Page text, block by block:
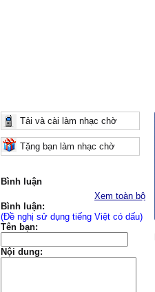
Tải và cài làm nhạc chờ
Tặng bạn làm nhạc chờ
Bình luận
Xem toàn bộ
Bình luận:
(Đề nghị sử dụng tiếng Việt có dấu)
Tên bạn:
Nội dung: